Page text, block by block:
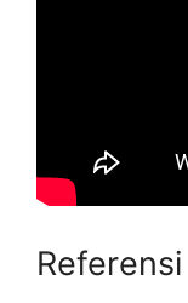
Referensi